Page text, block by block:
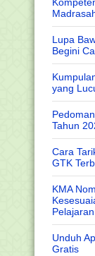
Lupa
Begini
yang
Tahun
Cara
GTK
KMA
Unduh
Gratis